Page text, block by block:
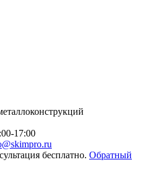
17:00
бесплатно. Обратный